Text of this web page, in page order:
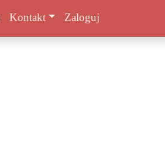
Kontakt Zaloguj